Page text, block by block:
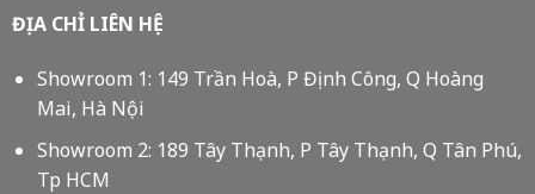
ĐỊA CHỈ LIÊN HỆ
Showroom 1: 149 Trần Hoà, P Định Công, Q Hoàng
Mai, Hà Nội
Showroom 2: 189 Tây Thạnh, P Tây Thạnh, Q Tân Phú,
Tp HCM